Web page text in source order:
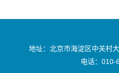
地址：北京市海淀区中关村
电话：